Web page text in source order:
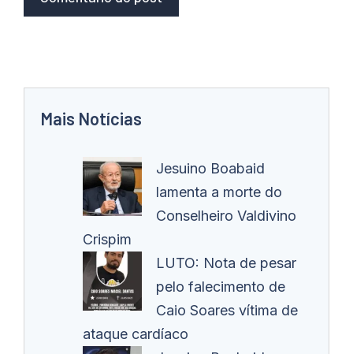
Mais Notícias
Jesuino Boabaid
lamenta a morte do
Conselheiro Valdivino
Crispim
LUTO: Nota de pesar
pelo falecimento de
Caio Soares vítima de
ataque cardíaco